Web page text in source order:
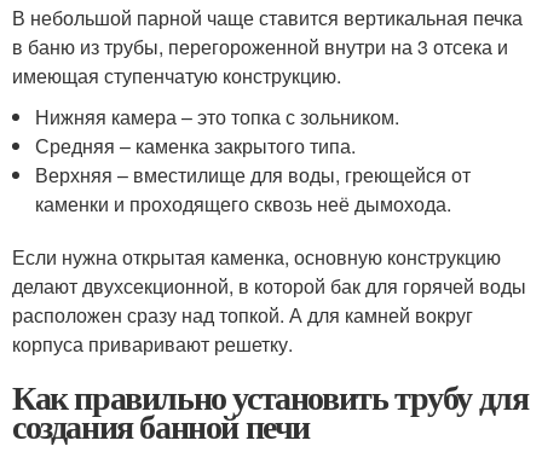
В небольшой парной чаще ставится вертикальная печка
в баню из трубы, перегороженной внутри на 3 отсека и
имеющая ступенчатую конструкцию.
Нижняя камера – это топка с зольником.
Средняя – каменка закрытого типа.
Верхняя – вместилище для воды, греющейся от
каменки и проходящего сквозь неё дымохода.
Если нужна открытая каменка, основную конструкцию
делают двухсекционной, в которой бак для горячей воды
расположен сразу над топкой. А для камней вокруг
корпуса приваривают решетку.
Как правильно установить трубу для
создания банной печи